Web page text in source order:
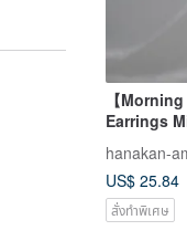
【
Earrings
Ear Stud
hanakan-
US$ 25.84
สั่งทำพิเศษ